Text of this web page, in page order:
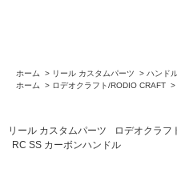
ホーム > リール カスタムパーツ > ハンド
ホーム
> ロデオクラフト/RODIO CRAFT >
リール カスタムパーツ
ロデオクラフ
RC SS カーボンハンドル